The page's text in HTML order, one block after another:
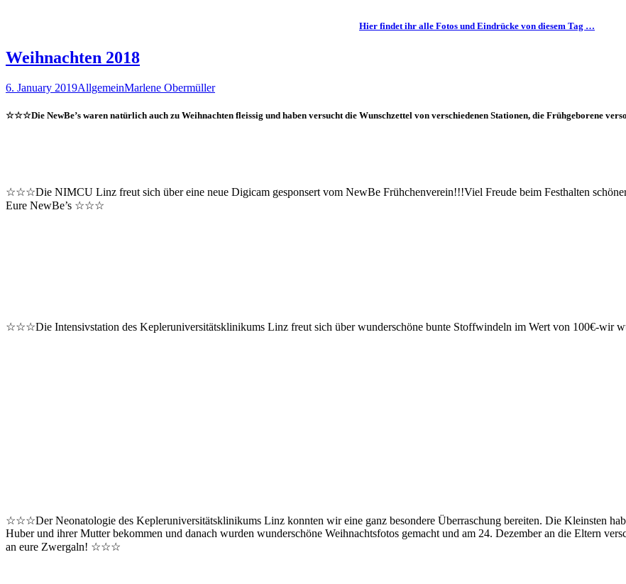
Hier findet ihr alle Fotos und Eindrücke von diesem Tag …
Weihnachten 2018
6. January 2019AllgemeinMarlene Obermüller
☆☆☆Die NewBe’s waren natürlich auch zu Weihnachten fleissig und haben versucht die Wunschzettel von verschiedenen Stationen, die Frühgeborene
☆☆☆Die NIMCU Linz freut sich über eine neue Digicam gesponsert vom NewBe Frühchenverein!!!Viel Freude beim Festhalten
Eure NewBe’s ☆☆☆
☆☆☆Die Intensivstation des Kepleruniversitätsklinikums Linz freut sich über wunderschöne bunte Stoffwindeln im Wert von 100€-wir
☆☆☆Der Neonatologie des Kepleruniversitätsklinikums Linz konnten wir eine ganz besondere Überraschung bereiten. Die Kleinsten
Huber und ihrer Mutter bekommen und danach wurden wunderschöne Weihnachtsfotos gemacht und am 24. Dezember an die Eltern
an eure Zwergaln! ☆☆☆